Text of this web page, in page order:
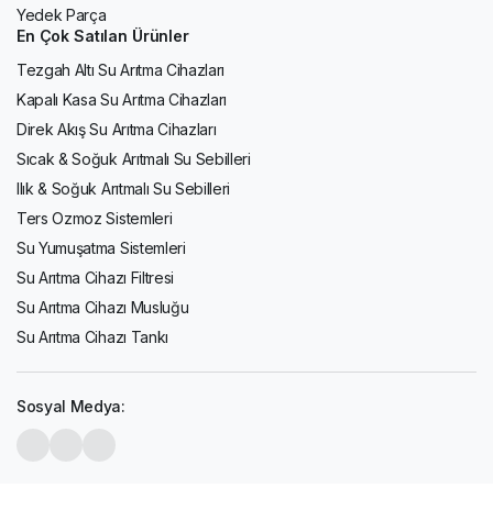
Yedek Parça
En Çok Satılan Ürünler
Tezgah Altı Su Arıtma Cihazları
Kapalı Kasa Su Arıtma Cihazları
Direk Akış Su Arıtma Cihazları
Sıcak & Soğuk Arıtmalı Su Sebilleri
Ilık & Soğuk Arıtmalı Su Sebilleri
Ters Ozmoz Sistemleri
Su Yumuşatma Sistemleri
Su Arıtma Cihazı Filtresi
Su Arıtma Cihazı Musluğu
Su Arıtma Cihazı Tankı
Sosyal Medya: